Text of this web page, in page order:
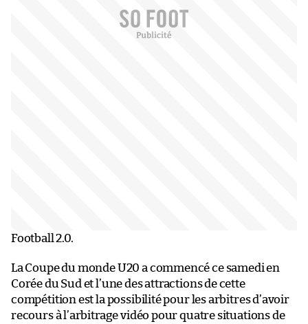
Football 2.0.
La Coupe du monde U20 a commencé ce samedi en
Corée du Sud et l’une des attractions de cette
compétition est la possibilité pour les arbitres d’avoir
recours à l’arbitrage vidéo pour quatre situations de